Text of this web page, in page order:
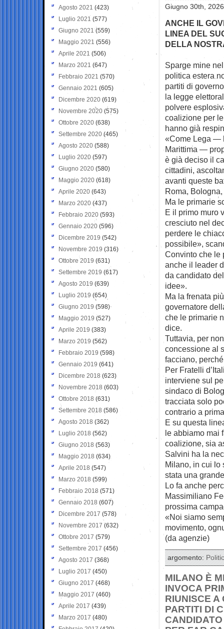
Giugno 30th,
ANCHE IL
LINEA DEL
DELLA
Sparge mine
politica estera
partiti di
la legge
polvere
coalizione per
hanno già
«Come Lega —
Marittima —
è già deciso il
cittadini,
avanti queste
Roma,
Ma le primarie
E il primo muro
cresciuto nel
perdere le
possibile»,
Convinto che le
anche il leader
da candidato
idee».
Ma la frenata
governatore
che le primarie
dice.
Tuttavia, per
concessione al
facciano,
Per Fratelli
interviene sul
sindaco di
tracciata solo
contrario a
E su questa
le abbiamo mai
coalizione, sia
Salvini ha la
Milano, in cui lo
stata una
Lo fa anche
Massimiliano
prossima
«Noi siamo
movimento,
(da agenzie)
argomento:
MILANO È
INVOCA
RIUNISCE A
PARTITI DI
Agosto 2021 (423)
Luglio 2021 (577)
Giugno 2021(559)
Maggio 2021 (556)
Aprile 2021 (506)
Marzo 2021 (647)
Febbraio 2021 (570)
Gennaio 2021 (605)
Dicembre 2020 (619)
Novembre 2020 (575)
Ottobre 2020 (638)
Settembre 2020(465)
Agosto 2020 (588)
Luglio 2020 (597)
Giugno 2020 (580)
Maggio 2020 (618)
Aprile 2020 (643)
Marzo 2020 (437)
Febbraio 2020 (593)
Gennaio 2020 (596)
Dicembre 2019 (542)
Novembre 2019 (316)
Ottobre 2019 (631)
Settembre 2019 (617)
Agosto 2019 (639)
Luglio 2019 (654)
Giugno 2019 (598)
Maggio 2019 (527)
Aprile 2019 (383)
Marzo 2019 (562)
Febbraio 2019 (598)
Gennaio 2019 (641)
Dicembre 2018 (623)
Novembre 2018 (603)
Ottobre 2018 (631)
Settembre 2018 (586)
Agosto 2018 (362)
Luglio 2018 (562)
Giugno 2018 (563)
Maggio 2018 (634)
Aprile 2018 (547)
Marzo 2018 (599)
Febbraio 2018 (571)
Gennaio 2018 (607)
Dicembre 2017 (578)
Novembre 2017 (632)
Ottobre 2017 (579)
Settembre 2017 (456)
Agosto 2017 (368)
Luglio 2017 (450)
Giugno 2017 (468)
Maggio 2017 (460)
Aprile 2017 (439)
Marzo 2017 (480)